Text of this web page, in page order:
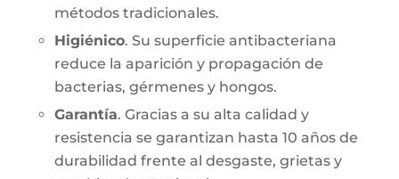
métodos tradicionales.
Higiénico. Su superficie antibacteriana
reduce la aparición y propagación de
bacterias, gérmenes y hongos.
Garantía. Gracias a su alta calidad y
resistencia se garantizan hasta 10 años de
durabilidad frente al desgaste, grietas y